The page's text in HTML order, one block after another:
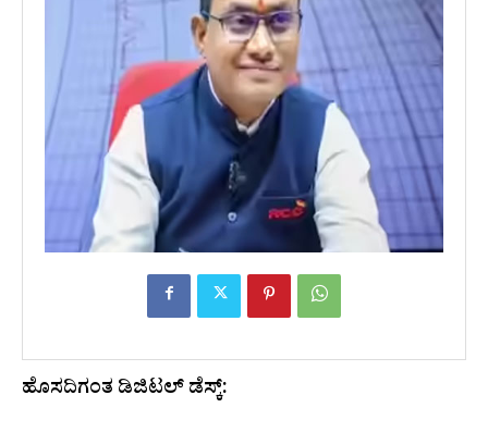
ಹೊಸದಿಗಂತ ಡಿಜಿಟಲ್ ಡೆಸ್ಕ್: